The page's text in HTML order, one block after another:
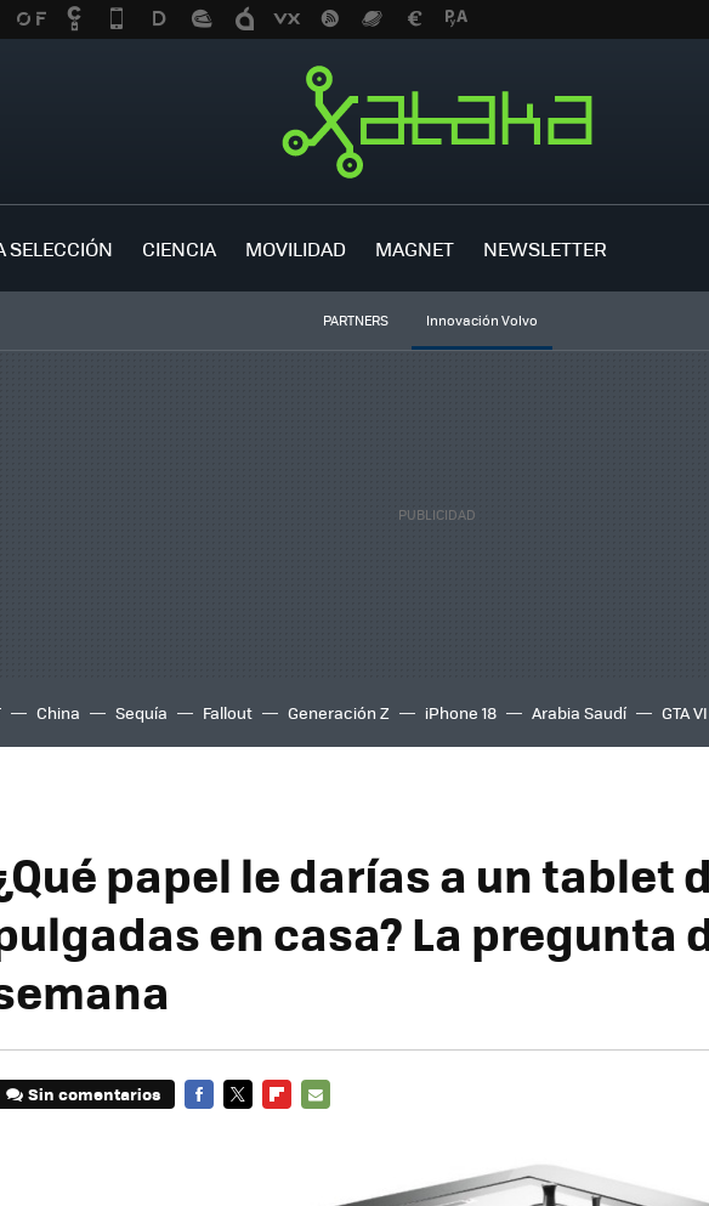
SELECCIÓN CIENCIA MOVILIDAD MAGNET NEWSLETTER
PARTNERS Innovación Volvo
China Sequía Fallout Generación Z iPhone 18 Arabia Saudí GTA VI
papel le darías a un tablet
en casa? La pregunta
Sin comentarios